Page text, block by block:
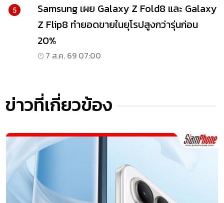
5
Samsung เผย Galaxy Z Fold8 และ Galaxy
Z Flip8 ทำยอดขายในยุโรปสูงกว่ารุ่นก่อน
20%
7 ส.ค. 69 07:00
ข่าวที่เกี่ยวข้อง